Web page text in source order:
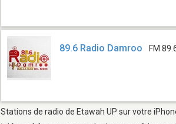
89.6 Radio Damroo FM
Stations de radio de Etawah UP sur votre